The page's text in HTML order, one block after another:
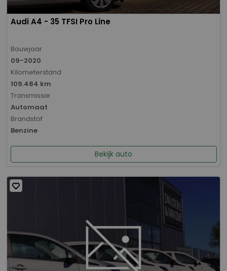
Audi A4 - 35 TFSI Pro Line
Bouwjaar
09-2020
Kilometerstand
109.484 km
Transmissie
Automaat
Brandstof
Benzine
Bekijk auto